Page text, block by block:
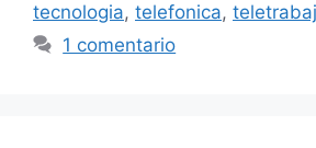
tecnologia, telefonica,
1 comentario